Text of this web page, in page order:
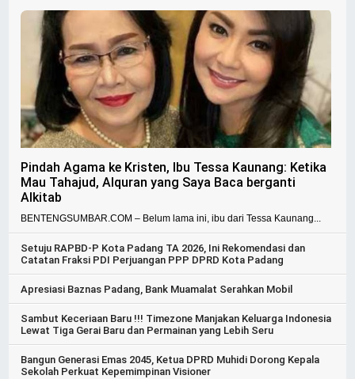
Pindah Agama ke Kristen, Ibu Tessa Kaunang: Ketika
Mau Tahajud, Alquran yang Saya Baca berganti
Alkitab
BENTENGSUMBAR.COM – Belum lama ini, ibu dari Tessa Kaunang...
Setuju RAPBD-P Kota Padang TA 2026, Ini Rekomendasi dan
Catatan Fraksi PDI Perjuangan PPP DPRD Kota Padang
Apresiasi Baznas Padang, Bank Muamalat Serahkan Mobil
Sambut Keceriaan Baru !!! Timezone Manjakan Keluarga Indonesia
Lewat Tiga Gerai Baru dan Permainan yang Lebih Seru
Bangun Generasi Emas 2045, Ketua DPRD Muhidi Dorong Kepala
Sekolah Perkuat Kepemimpinan Visioner